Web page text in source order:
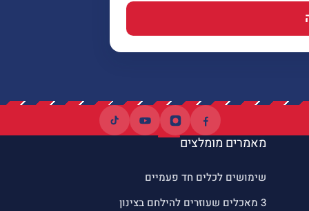
מאמרים מומלצים
שימושים לכלים חד פעמיים
3 מאכלים שעוזרים להילחם בצינון